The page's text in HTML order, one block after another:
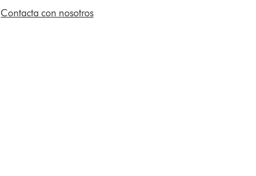
Contacta con nosotros